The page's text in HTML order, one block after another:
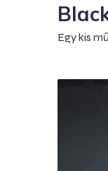
Egy kis